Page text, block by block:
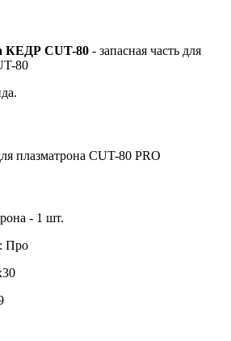
КЕДР CUT-80 - запасная часть для
80
плазматрона CUT-80 PRO
- 1 шт.
Про